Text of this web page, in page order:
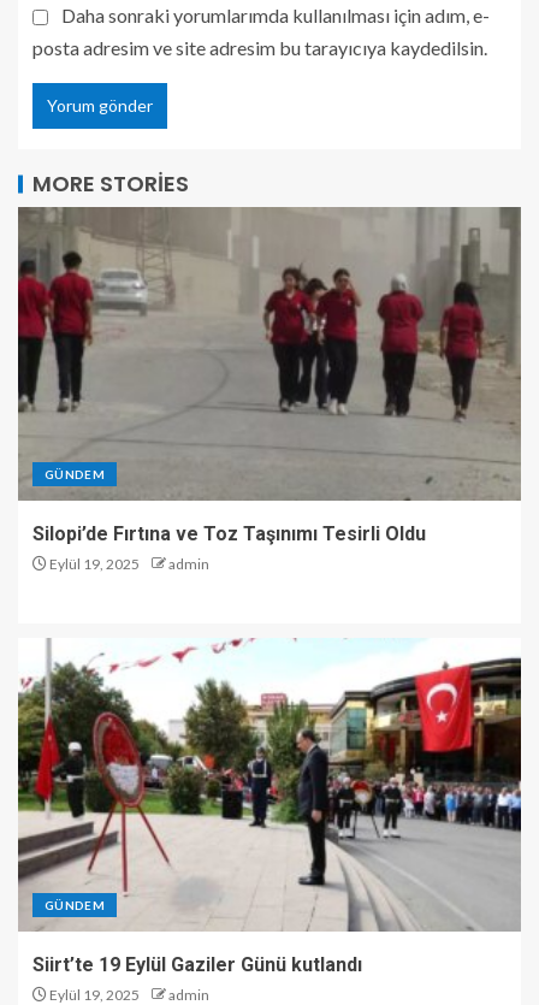
Daha sonraki yorumlarımda kullanılması için adım, e-
posta adresim ve site adresim bu tarayıcıya kaydedilsin.
MORE STORIES
GÜNDEM
Silopi’de Fırtına ve Toz Taşınımı Tesirli Oldu
Eylül 19, 2025 admin
GÜNDEM
Siirt’te 19 Eylül Gaziler Günü kutlandı
Eylül 19, 2025 admin